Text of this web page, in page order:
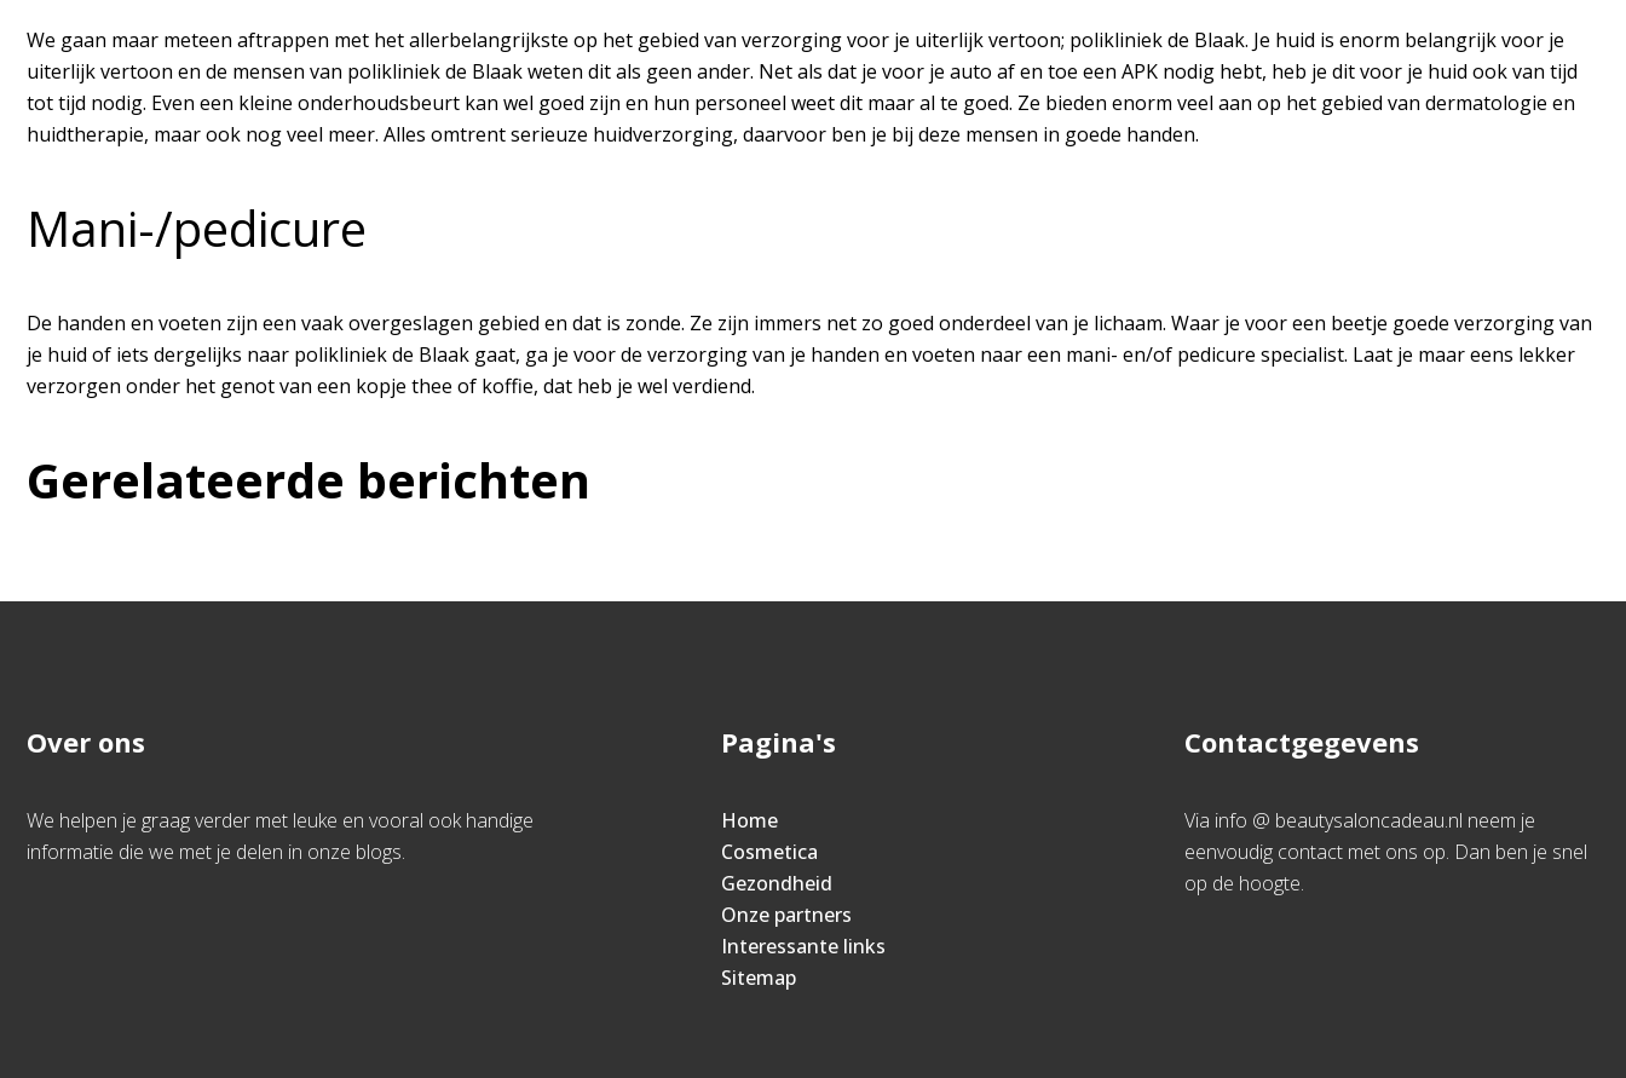
We gaan maar meteen aftrappen met het allerbelangrijkste op het gebied van verzorging voor je uiterlijk vertoon; polikliniek de Blaak. Je huid is enorm belangrijk voor je
uiterlijk vertoon en de mensen van polikliniek de Blaak weten dit als geen ander. Net als dat je voor je auto af en toe een APK nodig hebt, heb je dit voor je huid ook van tijd
tot tijd nodig. Even een kleine onderhoudsbeurt kan wel goed zijn en hun personeel weet dit maar al te goed. Ze bieden enorm veel aan op het gebied van dermatologie en
huidtherapie, maar ook nog veel meer. Alles omtrent serieuze huidverzorging, daarvoor ben je bij deze mensen in goede handen.
Mani-/pedicure
De handen en voeten zijn een vaak overgeslagen gebied en dat is zonde. Ze zijn immers net zo goed onderdeel van je lichaam. Waar je voor een beetje goede verzorging van
je huid of iets dergelijks naar polikliniek de Blaak gaat, ga je voor de verzorging van je handen en voeten naar een mani- en/of pedicure specialist. Laat je maar eens lekker
verzorgen onder het genot van een kopje thee of koffie, dat heb je wel verdiend.
Gerelateerde berichten
Over ons
We helpen je graag verder met leuke en vooral ook handige
informatie die we met je delen in onze blogs.
Pagina's
Home
Cosmetica
Gezondheid
Onze partners
Interessante links
Sitemap
Contactgegevens
Via info @ beautysaloncadeau.nl neem je
eenvoudig contact met ons op. Dan ben je snel
op de hoogte.